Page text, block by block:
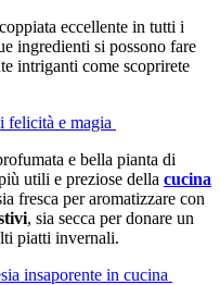
eccellente in tutti i
ingredienti si possono fare
intriganti come scoprirete
felicità e magia
e bella pianta di
utili e preziose della cucina
fresca per aromatizzare con
, sia secca per donare un
piatti invernali.
insaporente in cucina